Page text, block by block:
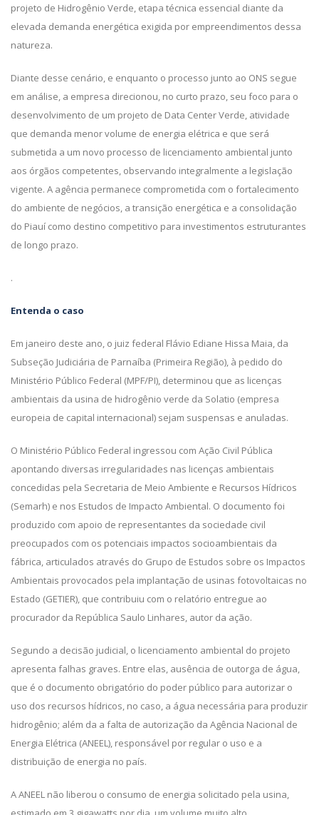
projeto de Hidrogênio Verde, etapa técnica essencial diante da
elevada demanda energética exigida por empreendimentos dessa
natureza.
Diante desse cenário, e enquanto o processo junto ao ONS segue
em análise, a empresa direcionou, no curto prazo, seu foco para o
desenvolvimento de um projeto de Data Center Verde, atividade
que demanda menor volume de energia elétrica e que será
submetida a um novo processo de licenciamento ambiental junto
aos órgãos competentes, observando integralmente a legislação
vigente. A agência permanece comprometida com o fortalecimento
do ambiente de negócios, a transição energética e a consolidação
do Piauí como destino competitivo para investimentos estruturantes
de longo prazo.
.
Entenda o caso
Em janeiro deste ano, o juiz federal Flávio Ediane Hissa Maia, da
Subseção Judiciária de Parnaíba (Primeira Região), à pedido do
Ministério Público Federal (MPF/PI), determinou que as licenças
ambientais da usina de hidrogênio verde da Solatio (empresa
europeia de capital internacional) sejam suspensas e anuladas.
O Ministério Público Federal ingressou com Ação Civil Pública
apontando diversas irregularidades nas licenças ambientais
concedidas pela Secretaria de Meio Ambiente e Recursos Hídricos
(Semarh) e nos Estudos de Impacto Ambiental. O documento foi
produzido com apoio de representantes da sociedade civil
preocupados com os potenciais impactos socioambientais da
fábrica, articulados através do Grupo de Estudos sobre os Impactos
Ambientais provocados pela implantação de usinas fotovoltaicas no
Estado (GETIER), que contribuiu com o relatório entregue ao
procurador da República Saulo Linhares, autor da ação.
Segundo a decisão judicial, o licenciamento ambiental do projeto
apresenta falhas graves. Entre elas, ausência de outorga de água,
que é o documento obrigatório do poder público para autorizar o
uso dos recursos hídricos, no caso, a água necessária para produzir
hidrogênio; além da a falta de autorização da Agência Nacional de
Energia Elétrica (ANEEL), responsável por regular o uso e a
distribuição de energia no país.
A ANEEL não liberou o consumo de energia solicitado pela usina,